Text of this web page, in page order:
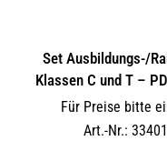
Set Ausbildungs-/
Klassen C und T –
Für Preise bitte
Art.-Nr.: